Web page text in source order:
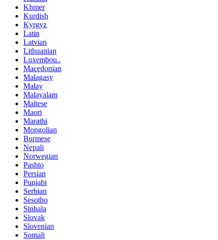
Khmer
Kurdish
Kyrgyz
Latin
Latvian
Lithuanian
Luxembou..
Macedonian
Malagasy
Malay
Malayalam
Maltese
Maori
Marathi
Mongolian
Burmese
Nepali
Norwegian
Pashto
Persian
Punjabi
Serbian
Sesotho
Sinhala
Slovak
Slovenian
Somali